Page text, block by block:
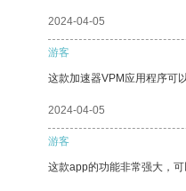
2024-04-05
游客
这款加速器VPM应用程序可
2024-04-05
游客
这款app的功能非常强大，